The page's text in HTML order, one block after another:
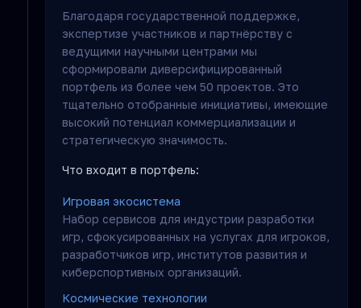
Благодаря государственной поддержке,
экспертизе участников и партнёрству с
ведущими научными центрами мы
сформировали диверсифицированный
портфель из более чем 50 проектов. Это
тщательно отобранные инициативы, имеющие
высокий потенциал коммерциализации и
стратегическую значимость.
Что входит в портфель:
Игровая экосистема
Набор сервисов для индустрии разработки
игр, сфокусированных на услугах для игроков,
разработчиков игр, институтов развития и
киберспортивных организаций.
Космические технологии